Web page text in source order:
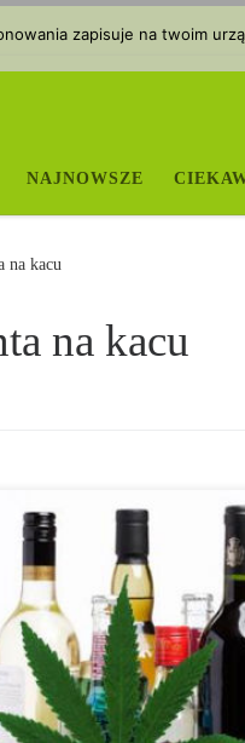
NAJNOWSZE
na kacu
na kacu
marihuana może pomóc
w takim momencie swojego życia
Biorąc pod uwagę ilość imprez
że istnieje więcej niż kilka
na kacu prawdopodobnie
zapisuje na twoim